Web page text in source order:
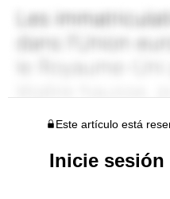
Este artículo está
Inicie sesión